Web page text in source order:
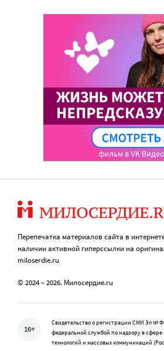
Перепечатка материалов сайта в
наличии активной гиперссылки на
miloserdie.ru
© 2024 – 2026. Милосердие.ru
16+
Свидетельство о регистрации СМИ Эл №
федеральной службой по надзору в
технологий и массовых коммуникаций